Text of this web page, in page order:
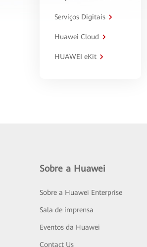
Serviços Digitais
Huawei Cloud
HUAWEI eKit
Sobre a Huawei
Sobre a Huawei Enterprise
Sala de imprensa
Eventos da Huawei
Contact Us